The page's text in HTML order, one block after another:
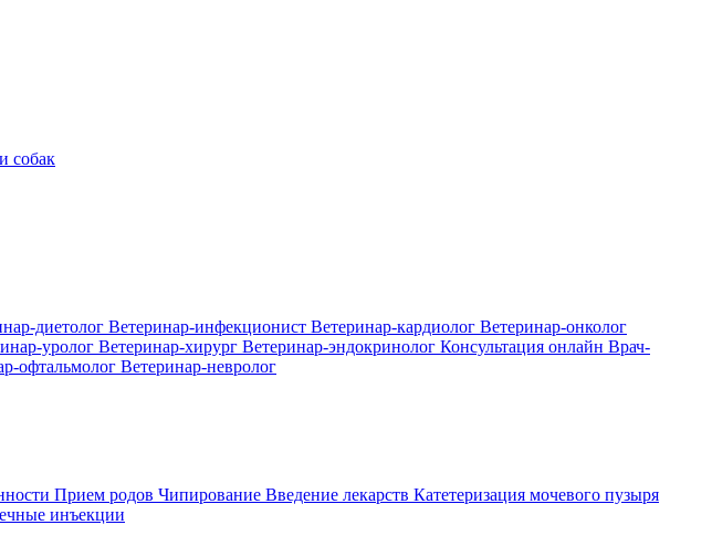
собак
диетолог Ветеринар-инфекционист Ветеринар-кардиолог Ветеринар-онколог
уролог Ветеринар-хирург Ветеринар-эндокринолог Консультация онлайн Врач-
офтальмолог Ветеринар-невролог
Прием родов Чипирование Введение лекарств Катетеризация мочевого пузыря
инъекции